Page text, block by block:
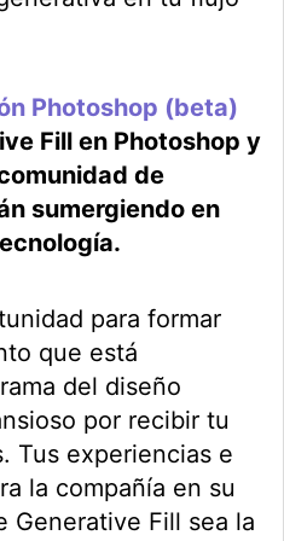
Photoshop (beta)
Fill en Photoshop y
de
sumergiendo en
para formar
que está
del diseño
por recibir tu
Tus experiencias e
la compañía en su
Generative Fill sea la